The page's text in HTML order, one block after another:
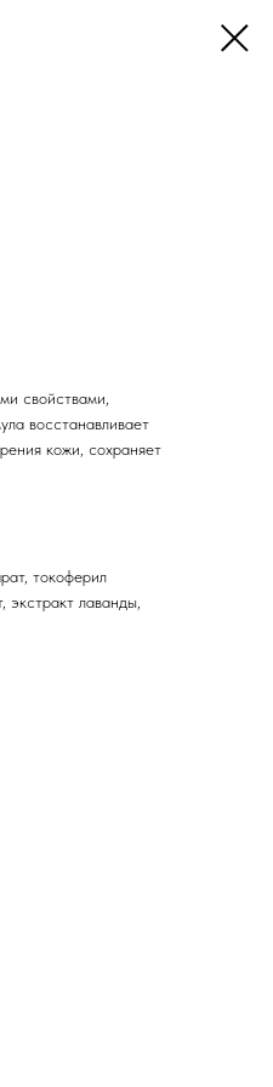
свойствами,
восстанавливает
кожи, сохраняет
токоферил
экстракт лаванды,